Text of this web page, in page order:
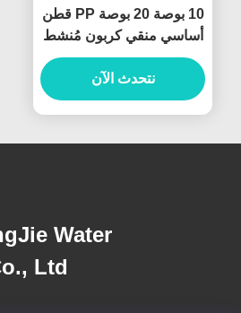
10 بوصة 20 بوصة PP قطن
أساسي منقي كربون مُنشط
لنظام تنقية المياه
نتحدث الآن
Water
Ltd.